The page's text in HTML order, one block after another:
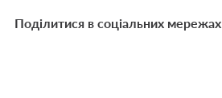
Поділитися в соціальних мережах